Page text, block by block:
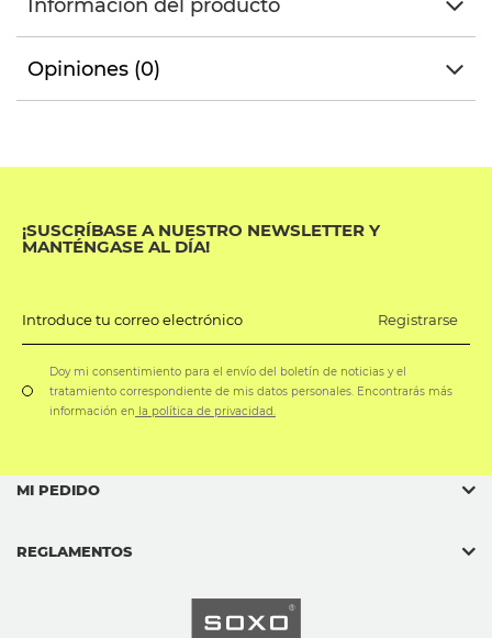
Información del producto
Opiniones (0)
¡SUSCRÍBASE A NUESTRO NEWSLETTER Y
MANTÉNGASE AL DÍA!
Introduce tu correo electrónico Registrarse
Doy mi consentimiento para el envío del boletín de noticias y el
tratamiento correspondiente de mis datos personales. Encontrarás más
información en la política de privacidad.
MI PEDIDO
REGLAMENTOS